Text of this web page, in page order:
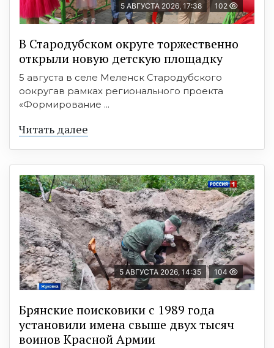
5 АВГУСТА 2026, 17:38 102
В Стародубском округе торжественно
открыли новую детскую площадку
5 августа в селе Меленск Стародубского
оокругав рамках регионального проекта
«Формирование ...
Читать далее
5 АВГУСТА 2026, 14:35 104
Брянские поисковики с 1989 года
установили имена свыше двух тысяч
воинов Красной Армии